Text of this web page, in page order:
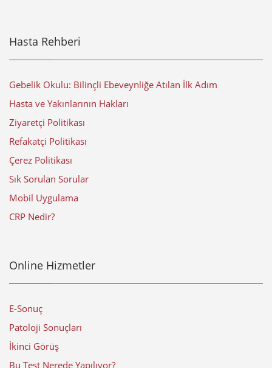
Hasta Rehberi
Gebelik Okulu: Bilinçli Ebeveynliğe Atılan İlk Adım
Hasta ve Yakınlarının Hakları
Ziyaretçi Politikası
Refakatçi Politikası
Çerez Politikası
Sık Sorulan Sorular
Mobil Uygulama
CRP Nedir?
Online Hizmetler
E-Sonuç
Patoloji Sonuçları
İkinci Görüş
Bu Test Nerede Yapılıyor?